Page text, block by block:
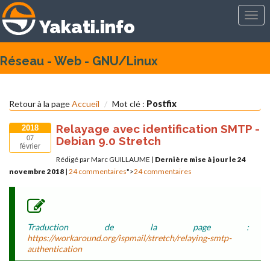
Yakati.info
Réseau - Web - GNU/Linux
Retour à la pageAccueil Mot clé : Postfix
2018
07
février
Relayage avec identification SMTP -
Debian 9.0 Stretch
Rédigé par Marc GUILLAUME | Dernière mise à jour le 24
novembre 2018 | 24 commentaires">24 commentaires
Traduction de la page :
https://workaround.org/ispmail/stretch/relaying-smtp-
authentication